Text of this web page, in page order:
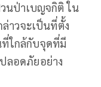
นป่าเบญจกิติ ใน
าวจะเป็นที่ตั้ง
ที่ใกล้กับจุดที่มี
ลอดภัยอย่าง